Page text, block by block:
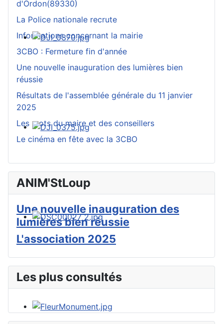
d'Ordon(89330)
La Police nationale recrute
Informations concernant la mairie
3CBO : Fermeture fin d'année
Une nouvelle inauguration des lumières bien
réussie
Résultats de l'assemblée générale du 11 janvier
2025
Les mots du maire et des conseillers
Le cinéma en fête avec la 3CBO
ANIM'StLoup
Une nouvelle inauguration des
lumières bien réussie
L'association 2025
Les plus consultés